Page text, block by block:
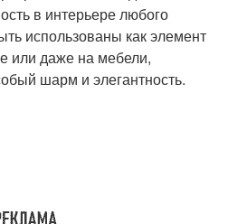
в интерьере любого
использованы как элемент
или даже на мебели,
шарм и элегантность.